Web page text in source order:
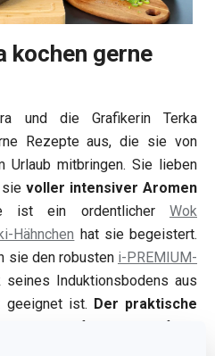
kochen gerne
und die Grafikerin Terka
Rezepte aus, die sie von
Urlaub mitbringen. Sie lieben
voller intensiver Aromen
ist ein ordentlicher Wok
Hähnchen hat sie begeistert.
sie den robusten i-PREMIUM-
seines Induktionsbodens aus
geeignet ist. Der praktische
gut aufstützen und fängt